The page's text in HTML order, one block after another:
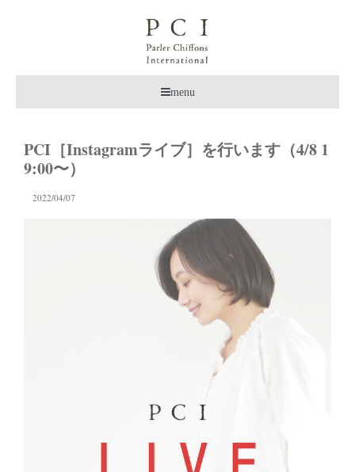
menu
PCI［Instagramライブ］を行います（4/8 1
9:00〜）
2022/04/07